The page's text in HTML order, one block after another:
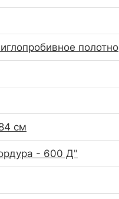
полотно
см
- 600 Д"